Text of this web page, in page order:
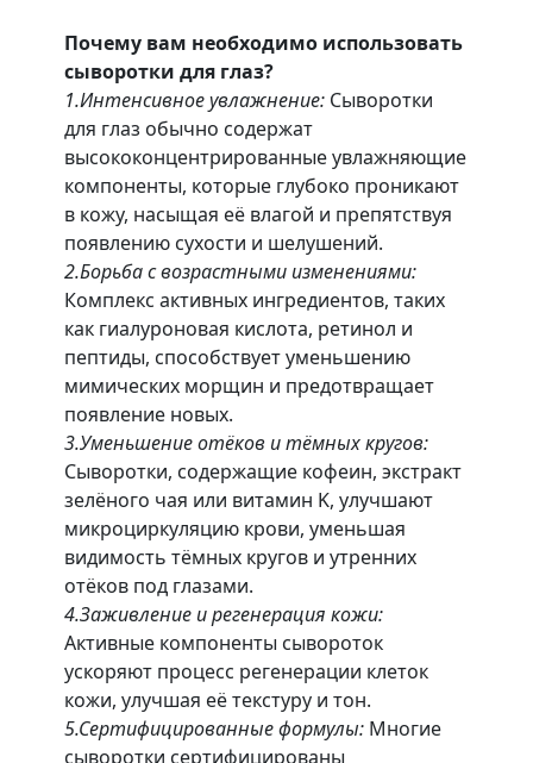
Почему вам необходимо использовать
сыворотки для глаз?
1.Интенсивное увлажнение:Сыворотки
для глаз обычно содержат
высококонцентрированные увлажняющие
компоненты, которые глубоко проникают
в кожу, насыщая её влагой и препятствуя
появлению сухости и шелушений.
2.Борьба с возрастными изменениями:
Комплекс активных ингредиентов, таких
как гиалуроновая кислота, ретинол и
пептиды, способствует уменьшению
мимических морщин и предотвращает
появление новых.
3.Уменьшение отёков и тёмных кругов:
Сыворотки, содержащие кофеин, экстракт
зелёного чая или витамин K, улучшают
микроциркуляцию крови, уменьшая
видимость тёмных кругов и утренних
отёков под глазами.
4.Заживление и регенерация кожи:
Активные компоненты сывороток
ускоряют процесс регенерации клеток
кожи, улучшая её текстуру и тон.
5.Сертифицированные формулы:Многие
сыворотки сертифицированы